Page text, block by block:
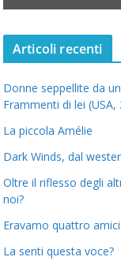
Articoli recenti
Donne seppellite da
Frammenti di lei (USA,
La piccola Amélie
Dark Winds, dal
Oltre il riflesso degli
noi?
Eravamo quattro
La senti questa voce?